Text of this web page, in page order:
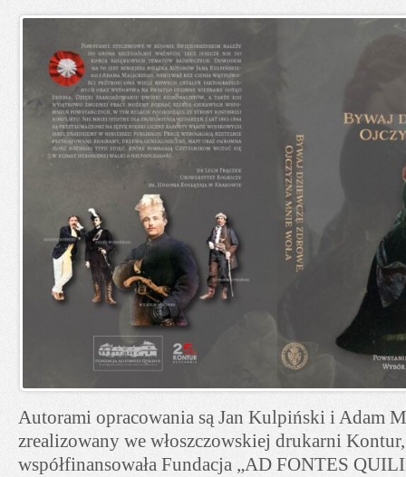
Autorami opracowania są Jan Kulpiński i Adam
zrealizowany we włoszczowskiej drukarni Kontur,
współfinansowała Fundacja „AD FONTES